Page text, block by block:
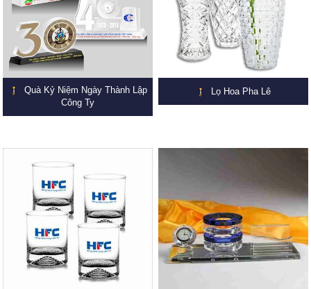
Quà Kỷ Niệm Ngày Thành Lập
Công Ty
Lọ Hoa Pha Lê